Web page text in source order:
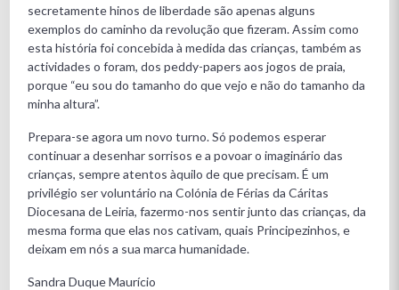
secretamente hinos de liberdade são apenas alguns
exemplos do caminho da revolução que fizeram. Assim como
esta história foi concebida à medida das crianças, também as
actividades o foram, dos peddy-papers aos jogos de praia,
porque “eu sou do tamanho do que vejo e não do tamanho da
minha altura”.
Prepara-se agora um novo turno. Só podemos esperar
continuar a desenhar sorrisos e a povoar o imaginário das
crianças, sempre atentos àquilo de que precisam. É um
privilégio ser voluntário na Colónia de Férias da Cáritas
Diocesana de Leiria, fazermo-nos sentir junto das crianças, da
mesma forma que elas nos cativam, quais Principezinhos, e
deixam em nós a sua marca humanidade.
Sandra Duque Maurício